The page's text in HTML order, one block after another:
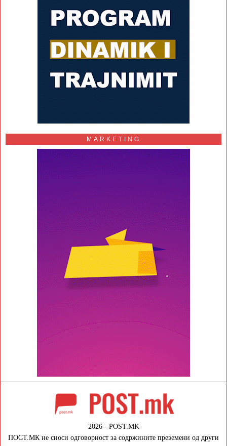
MARKETING
2026 - POST.MK
ПОСТ.МК не сноси одговорност за содржините преземени од други